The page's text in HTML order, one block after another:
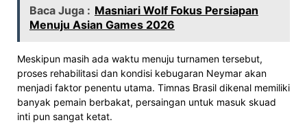
Baca Juga : Masniari Wolf Fokus Persiapan
Menuju Asian Games 2026
Meskipun masih ada waktu menuju turnamen tersebut,
proses rehabilitasi dan kondisi kebugaran Neymar akan
menjadi faktor penentu utama. Timnas Brasil dikenal memiliki
banyak pemain berbakat, persaingan untuk masuk skuad
inti pun sangat ketat.